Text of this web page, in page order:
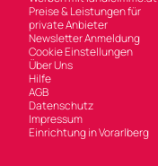
Preise & Leistungen für
private Anbieter
Newsletter Anmeldung
Cookie Einstellungen
Über Uns
Hilfe
AGB
Datenschutz
Impressum
Einrichtung in Vorarlberg